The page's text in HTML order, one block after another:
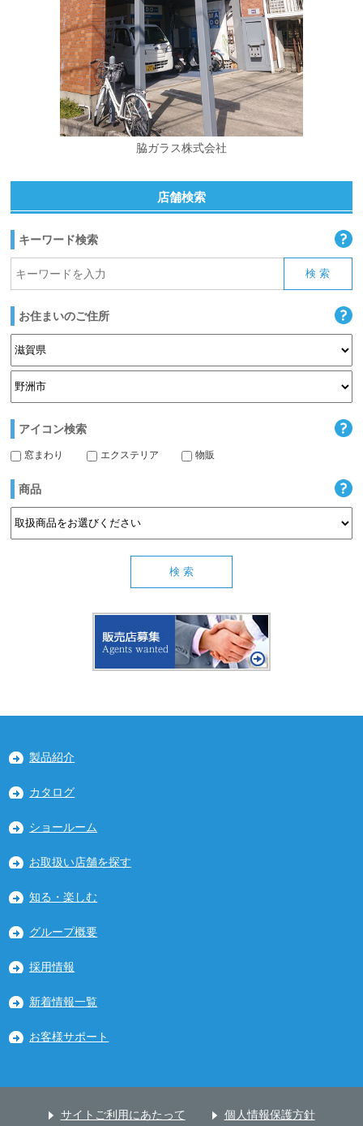
脇ガラス株式会社
店舗検索
キーワード検索
お住まいのご住所
アイコン検索
窓まわり エクステリア 物販
商品
製品紹介
カタログ
ショールーム
お取扱い店舗を探す
知る・楽しむ
グループ概要
採用情報
新着情報一覧
お客様サポート
サイトご利用にあたって 個人情報保護方針